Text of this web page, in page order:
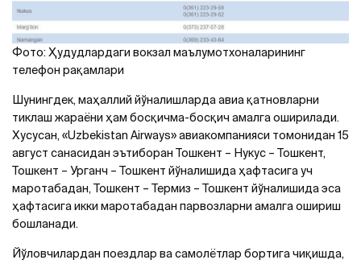
Фото: Ҳудудлардаги вокзал маълумотхоналарининг
телефон рақамлари
Шунингдек, маҳаллий йўналишларда авиа қатновларни
тиклаш жараёни ҳам босқичма-босқич амалга оширилади.
Хусусан, «Uzbekistan Airways» авиакомпанияси томонидан 15
август санасидан эътиборан Тошкент – Нукус – Тошкент,
Тошкент – Урганч – Тошкент йўналишида ҳафтасига уч
маротабадан, Тошкент – Термиз – Тошкент йўналишида эса
ҳафтасига икки маротабадан парвозларни амалга ошириш
бошланади.
Йўловчилардан поездлар ва самолётлар бортига чиқишда,